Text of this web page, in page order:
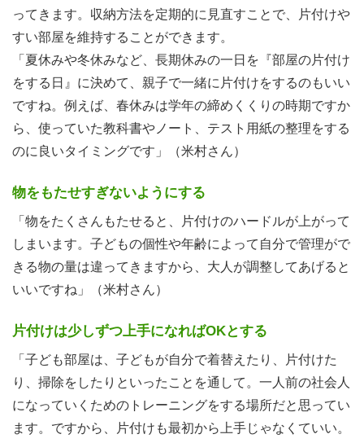
ってきます。収納方法を定期的に見直すことで、片付けや
すい部屋を維持することができます。
「夏休みや冬休みなど、長期休みの一日を『部屋の片付け
をする日』に決めて、親子で一緒に片付けをするのもいい
ですね。例えば、春休みは学年の締めくくりの時期ですか
ら、使っていた教科書やノート、テスト用紙の整理をする
のに良いタイミングです」（米村さん）
物をもたせすぎないようにする
「物をたくさんもたせると、片付けのハードルが上がって
しまいます。子どもの個性や年齢によって自分で管理がで
きる物の量は違ってきますから、大人が調整してあげると
いいですね」（米村さん）
片付けは少しずつ上手になればOKとする
「子ども部屋は、子どもが自分で着替えたり、片付けた
り、掃除をしたりといったことを通して。一人前の社会人
になっていくためのトレーニングをする場所だと思ってい
ます。ですから、片付けも最初から上手じゃなくていい。